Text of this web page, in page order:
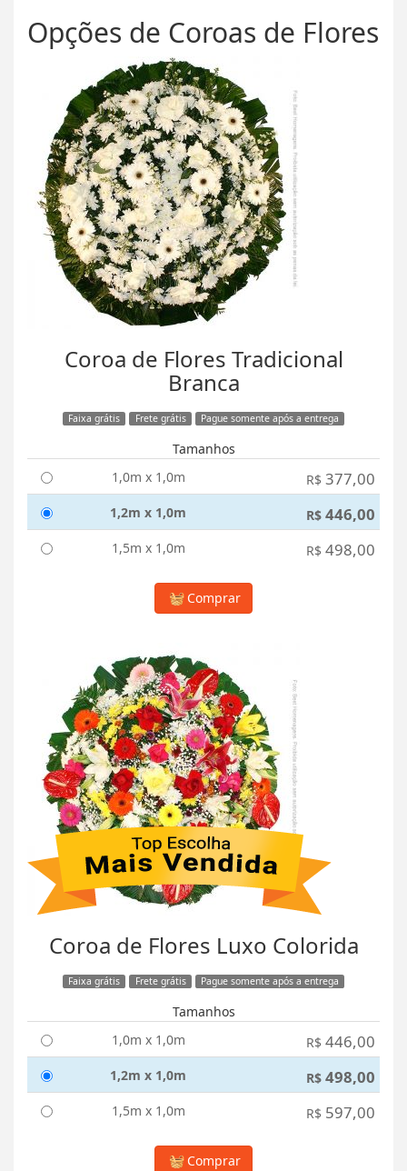
Opções de Coroas de Flores
Coroa de Flores Tradicional
Branca
Faixa grátis Frete grátis Pague somente após a entrega
Tamanhos
1,0m x 1,0m
R$ 377,00
1,2m x 1,0m R$ 446,00
1,5m x 1,0m R$ 498,00
Comprar
Coroa de Flores Luxo Colorida
Faixa grátis Frete grátis Pague somente após a entrega
Tamanhos
1,0m x 1,0m
R$ 446,00
1,2m x 1,0m R$ 498,00
1,5m x 1,0m R$ 597,00
Comprar